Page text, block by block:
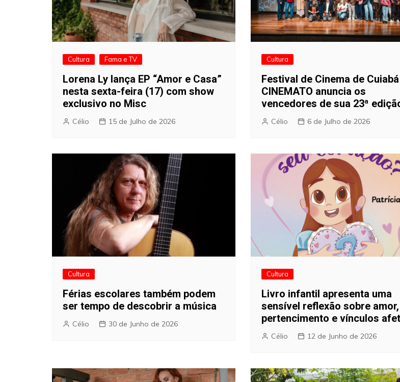
Cultura Fama e TV
Lorena Ly lança EP “Amor e Casa”
nesta sexta-feira (17) com show
exclusivo no Misc
Célio 15 de Julho de 2026
Cultura
Festival de Cinema de
CINEMATO anuncia os
vencedores de sua 23ª
Célio 6 de Julho de 2026
Cultura
Férias escolares também podem
ser tempo de descobrir a música
Célio 30 de Junho de 2026
Cultura
Livro infantil apresenta uma
sensível reflexão sobre amor,
pertencimento e vínculos
Célio 12 de Junho de 2026